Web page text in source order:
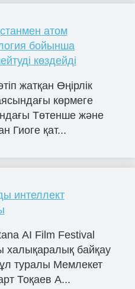
атом
бойынша
көздейді
жатқан Өңірлік
көрмеге
Төтенше және
Гиоге қат...
интеллект
AI Film Festival
халықаралық байқау
туралы Мемлекет
Тоқаев A...